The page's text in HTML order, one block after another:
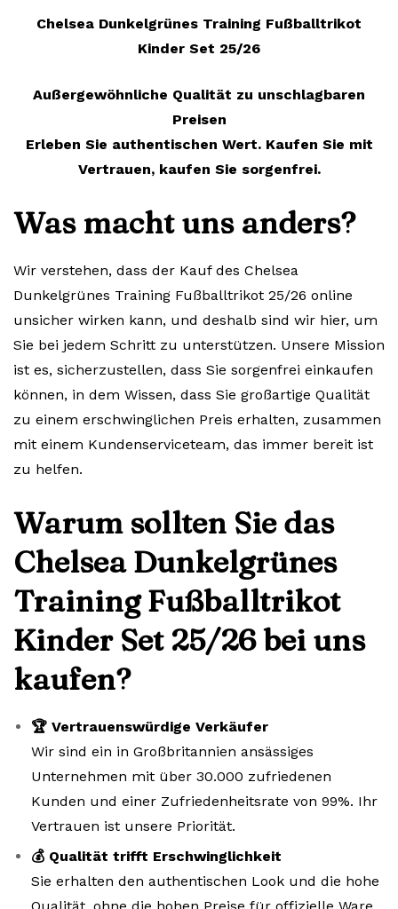
Chelsea Dunkelgrünes Training Fußballtrikot
Kinder Set 25/26
Außergewöhnliche Qualität zu unschlagbaren
Preisen
Erleben Sie authentischen Wert. Kaufen Sie mit
Vertrauen, kaufen Sie sorgenfrei.
Was macht uns anders?
Wir verstehen, dass der Kauf des Chelsea
Dunkelgrünes Training Fußballtrikot 25/26 online
unsicher wirken kann, und deshalb sind wir hier, um
Sie bei jedem Schritt zu unterstützen. Unsere Mission
ist es, sicherzustellen, dass Sie sorgenfrei einkaufen
können, in dem Wissen, dass Sie großartige Qualität
zu einem erschwinglichen Preis erhalten, zusammen
mit einem Kundenserviceteam, das immer bereit ist
zu helfen.
Warum sollten Sie das
Chelsea Dunkelgrünes
Training Fußballtrikot
Kinder Set 25/26 bei uns
kaufen?
🏆 Vertrauenswürdige Verkäufer
Wir sind ein in Großbritannien ansässiges
Unternehmen mit über 30.000 zufriedenen
Kunden und einer Zufriedenheitsrate von 99%. Ihr
Vertrauen ist unsere Priorität.
💰 Qualität trifft Erschwinglichkeit
Sie erhalten den authentischen Look und die hohe